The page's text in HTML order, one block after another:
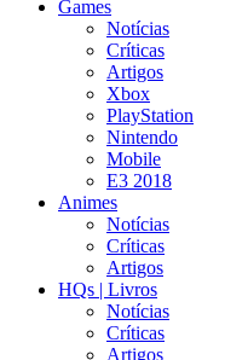
Games
Notícias
Críticas
Artigos
Xbox
PlayStation
Nintendo
Mobile
E3 2018
Animes
Notícias
Críticas
Artigos
HQs | Livros
Notícias
Críticas
Artigos